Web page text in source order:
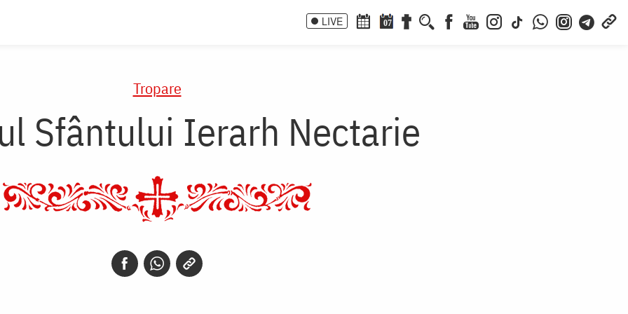
LIVE 07
Tropare
Sfântului Ierarh Nectarie